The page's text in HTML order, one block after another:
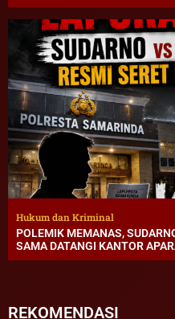
Hukum dan Kriminal
POLEMIK MEMANAS,
SAMA DATANGI KANTOR
REKOMENDASI